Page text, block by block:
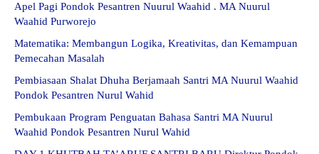
Apel Pagi Pondok Pesantren Nuurul Waahid . MA Nuurul
Waahid Purworejo
Matematika: Membangun Logika, Kreativitas, dan Kemampuan
Pemecahan Masalah
Pembiasaan Shalat Dhuha Berjamaah Santri MA Nuurul Waahid
Pondok Pesantren Nurul Wahid
Pembukaan Program Penguatan Bahasa Santri MA Nuurul
Waahid Pondok Pesantren Nurul Wahid